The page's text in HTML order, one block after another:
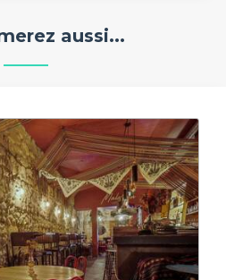
aussi...